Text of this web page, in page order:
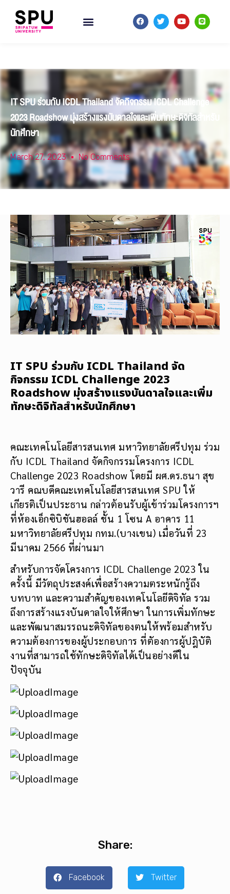
IT SPU ร่วมกับ ICDL Thailand จัดกิจกรรม ICDL Challenge
2023 Roadshow มุ่งสร้างแรงบันดาลใจและเพิ่มทักษะดิจิทัลสำหรับ
นักศึกษา
March 27, 2023 No Comments
IT SPU ร่วมกับ ICDL Thailand จัด
กิจกรรม ICDL Challenge 2023
Roadshow มุ่งสร้างแรงบันดาลใจและเพิ่ม
ทักษะดิจิทัลสำหรับนักศึกษา
คณะเทคโนโลยีสารสนเทศ มหาวิทยาลัยศรีปทุม ร่วม
กับ ICDL Thailand จัดกิจกรรมโครงการ ICDL
Challenge 2023 Roadshow โดยมี ผศ.ดร.ธนา สุข
วารี คณบดีคณะเทคโนโลยีสารสนเทศ SPU ให้
เกียรติเป็นประธาน กล่าวต้อนรับผู้เข้าร่วมโครงการฯ
ที่ห้องเอ็กซิบิชันฮอลล์ ชั้น 1 โซน A อาคาร 11
มหาวิทยาลัยศรีปทุม กทม.(บางเขน) เมื่อวันที่ 23
มีนาคม 2566 ที่ผ่านมา
สำหรับการจัดโครงการ ICDL Challenge 2023 ใน
ครั้งนี้ มีวัตถุประสงค์เพื่อสร้างความตระหนักรู้ถึง
บทบาท และความสำคัญของเทคโนโลยีดิจิทัล รวม
ถึงการสร้างแรงบันดาลใจให้ศึกษา ในการเพิ่มทักษะ
และพัฒนาสมรรถนะดิจิทัลของตนให้พร้อมสำหรับ
ความต้องการของผู้ประกอบการ ที่ตัองการผู้ปฎิบัติ
งานที่สามารถใช้ทักษะดิจิทัลได้เป็นอย่างดีใน
ปัจจุบัน
Share:
Facebook Twitter